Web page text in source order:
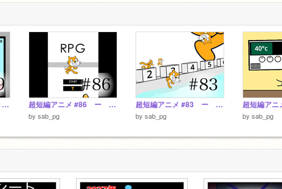
超短編アニメ #79 ー ルーレットナビ 超短編アニメ #86 ー 紛らわしい
by sab_pg
超短編アニメ #83 ー バグ
by sab_pg by sab_pg